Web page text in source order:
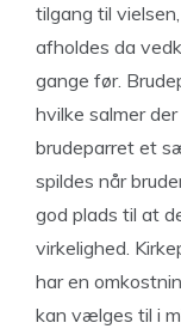
tilgang til
afholdes da
gange før.
hvilke salmer
brudeparret et
spildes når
god plads til at
virkelighed.
har en
kan vælges til i